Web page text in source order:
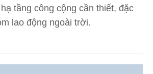
tầng công cộng cần thiết, đặc
lao động ngoài trời.